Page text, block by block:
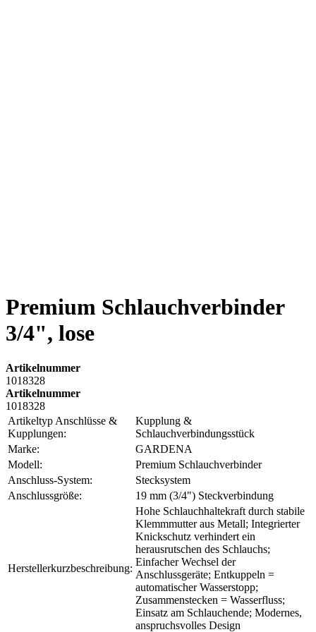
Premium Schlauchverbinder
3/4", lose
Artikelnummer
1018328
Artikelnummer
1018328
Artikeltyp Anschlüsse &
Kupplungen:
Kupplung &
Schlauchverbindungsstück
Marke:
GARDENA
Modell:
Premium Schlauchverbinder
Anschluss-System:
Stecksystem
Anschlussgröße:
19 mm (3/4") Steckverbindung
Herstellerkurzbeschreibung:
Hohe Schlauchhaltekraft durch stabile
Klemmmutter aus Metall; Integrierter
Knickschutz verhindert ein
herausrutschen des Schlauchs;
Einfacher Wechsel der
Anschlussgeräte; Entkuppeln =
automatischer Wasserstopp;
Zusammenstecken = Wasserfluss;
Einsatz am Schlauchende; Modernes,
anspruchsvolles Design